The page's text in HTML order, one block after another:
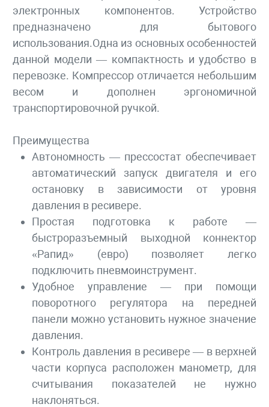
электронных компонентов. Устройство
предназначено для бытового
использования.Одна из основных особенностей
данной модели — компактность и удобство в
перевозке. Компрессор отличается небольшим
весом и дополнен эргономичной
транспортировочной ручкой.
Преимущества
Автономность — прессостат обеспечивает
автоматический запуск двигателя и его
остановку в зависимости от уровня
давления в ресивере.
Простая подготовка к работе —
быстроразъемный выходной коннектор
«Рапид» (евро) позволяет легко
подключить пневмоинструмент.
Удобное управление — при помощи
поворотного регулятора на передней
панели можно установить нужное значение
давления.
Контроль давления в ресивере — в верхней
части корпуса расположен манометр, для
считывания показателей не нужно
наклоняться.